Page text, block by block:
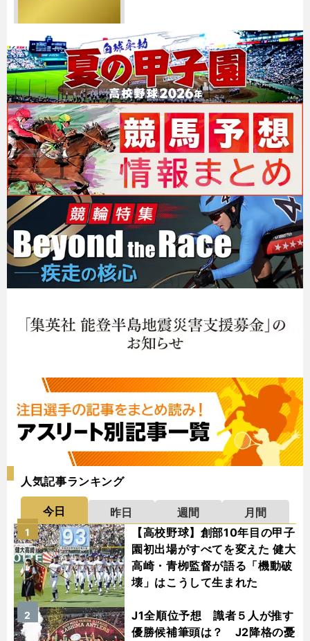
人気記事ランキング
今日 昨日 週間
月間
【高校野球】創部10年目の甲子
園初出場がすべてを変えた 健大
高崎・青栁監督が語る「機動破
壊」はこうして生まれた
1
J1全順位予想 識者５人が推す
優勝候補筆頭は？ J2降格の憂
2